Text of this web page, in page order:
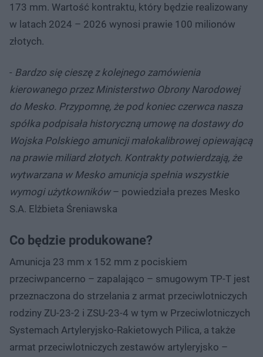
173 mm. Wartość kontraktu, który będzie realizowany
w latach 2024 – 2026 wynosi prawie 100 milionów
złotych.
- Bardzo się cieszę z kolejnego zamówienia
kierowanego przez Ministerstwo Obrony Narodowej
do Mesko. Przypomnę, że pod koniec czerwca nasza
spółka podpisała historyczną umowę na dostawy do
Wojska Polskiego amunicji małokalibrowej opiewającą
na prawie miliard złotych. Kontrakty potwierdzają, że
wytwarzana w Mesko amunicja spełnia wszystkie
wymogi użytkowników– powiedziała prezes Mesko
S.A. Elżbieta Śreniawska
Co będzie produkowane?
Amunicja 23 mm x 152 mm z pociskiem
przeciwpancerno – zapalająco – smugowym TP-T jest
przeznaczona do strzelania z armat przeciwlotniczych
rodziny ZU-23-2 i ZSU-23-4 w tym w Przeciwlotniczych
Systemach Artyleryjsko-Rakietowych Pilica, a także
armat przeciwlotniczych zestawów artyleryjsko –